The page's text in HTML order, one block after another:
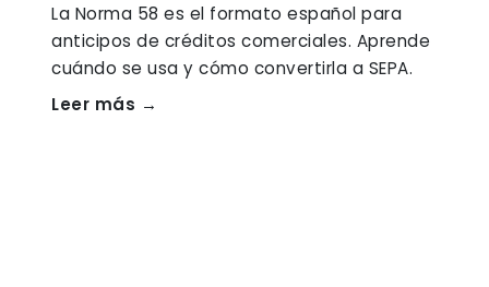
La Norma 58 es el formato español para
anticipos de créditos comerciales. Aprende
cuándo se usa y cómo convertirla a SEPA.
Leer más →